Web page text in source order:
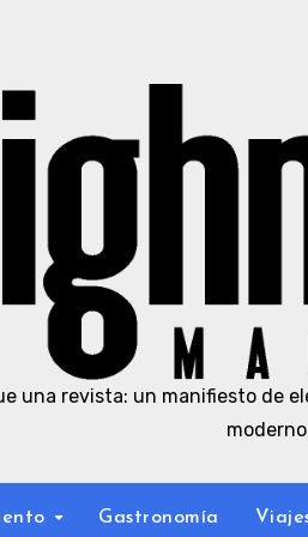
una revista: un manifiesto de
Gastronomía